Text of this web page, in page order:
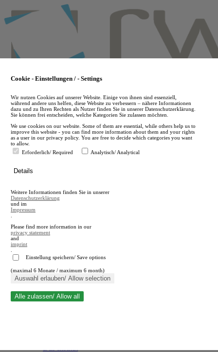
to
main
en
A
A
Suche schließen
Cookie - Einstellungen / - Settings
Wir nutzen Cookies auf unserer Website. Einige von ihnen sind essenziell,
während andere uns helfen, diese Website zu verbessern – nähere Informationen
dazu und zu Ihren Rechten als Nutzer finden Sie in unserer Datenschutzerklärung.
Sie können frei entscheiden, welche Kategorien Sie zulassen möchten.
We use cookies on our website. Some of them are essential, while others help us to
improve this website - you can find more information about them and your rights
as a user in our privacy policy. You are free to decide which categories you want
to allow.
Erforderlich/ Required
Analytisch/ Analytical
Details
Weitere Informationen finden Sie in unserer
Datenschutzerklärung
und im
Impressum
Please find more information in our
privacy statement
and
imprint
Einstellung speichern/ Save options
(maximal 6 Monate / maximum 6 month)
Auswahl erlauben/ Allow selection
Alle zulassen/ Allow all